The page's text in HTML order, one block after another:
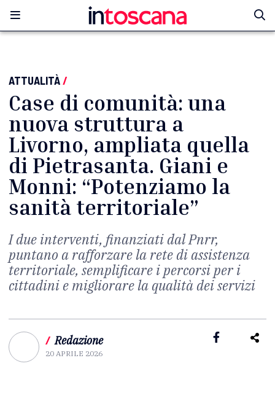
ATTUALITÀ/
Case di comunità: una
nuova struttura a
Livorno, ampliata quella
di Pietrasanta. Giani e
Monni: “Potenziamo la
sanità territoriale”
I due interventi, finanziati dal Pnrr,
puntano a rafforzare la rete di assistenza
territoriale, semplificare i percorsi per i
cittadini e migliorare la qualità dei servizi
/ Redazione
20 APRILE 2026